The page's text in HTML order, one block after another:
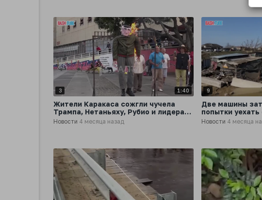
3 1:40
Жители Каракаса сожгли чучела
Трампа, Нетаньяху, Рубио и лидера
оппозиции Венесуэлы
Новости 4 месяца назад
9
Две машины
попытки
Дагестане
Новости 4 месяца